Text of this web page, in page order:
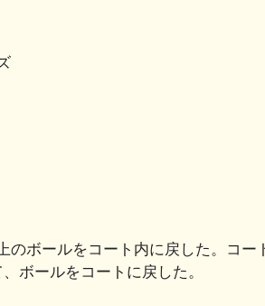
ボールをコート内に戻した。コー
ボールをコートに戻した。